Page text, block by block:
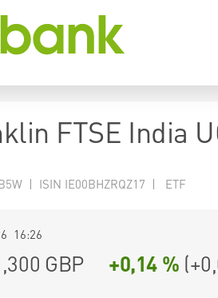
FTSE India
| ISIN IE00BHZRQZ17 | ETF
16:26
GBP +0,14 % (